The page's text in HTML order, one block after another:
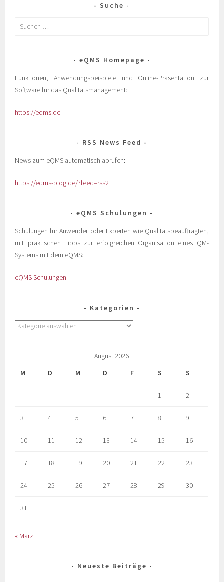
Suche
eQMS Homepage
Funktionen, Anwendungsbeispiele und Online-Präsentation zur
Software für das Qualitätsmanagement:
https://eqms.de
RSS News Feed
News zum eQMS automatisch abrufen:
https://eqms-blog.de/?feed=rss2
eQMS Schulungen
Schulungen für Anwender oder Experten wie Qualitätsbeauftragten,
mit praktischen Tipps zur erfolgreichen Organisation eines QM-
Systems mit dem eQMS:
eQMS Schulungen
Kategorien
August 2026
M
D M D F S S
1 2
3 4 5 6 7 8 9
10 11 12 13 14 15 16
17 18 19 20 21 22 23
24 25 26 27 28 29 30
31
« März
Neueste Beiträge